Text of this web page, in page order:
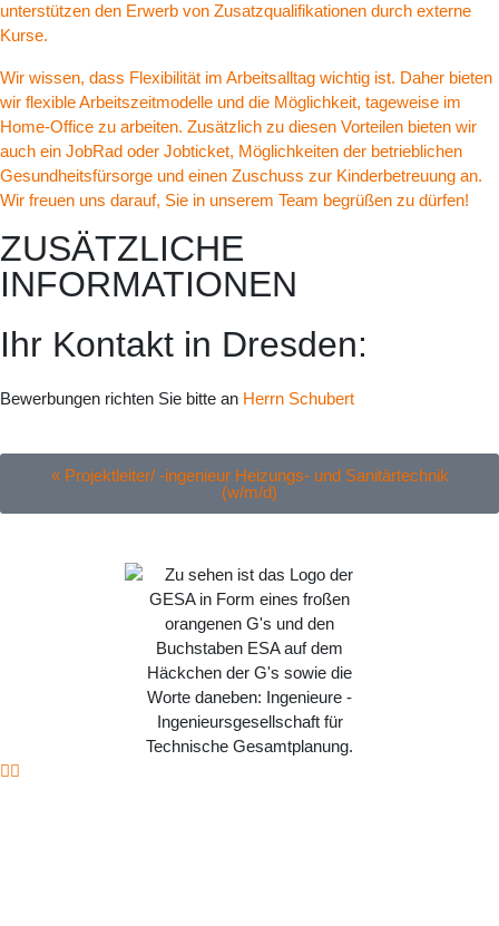
unterstützen den Erwerb von Zusatzqualifikationen durch externe
Kurse.
Wir wissen, dass Flexibilität im Arbeitsalltag wichtig ist. Daher bieten
wir flexible Arbeitszeitmodelle und die Möglichkeit, tageweise im
Home-Office zu arbeiten. Zusätzlich zu diesen Vorteilen bieten wir
auch ein JobRad oder Jobticket, Möglichkeiten der betrieblichen
Gesundheitsfürsorge und einen Zuschuss zur Kinderbetreuung an.
Wir freuen uns darauf, Sie in unserem Team begrüßen zu dürfen!
ZUSÄTZLICHE
INFORMATIONEN
Ihr Kontakt in Dresden:
Bewerbungen richten Sie bitte an Herrn Schubert
« Projektleiter/ -ingenieur Heizungs- und Sanitärtechnik
(w/m/d)